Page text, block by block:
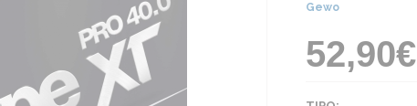
Gewo
52,90€